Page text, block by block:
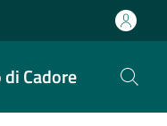
Cadore